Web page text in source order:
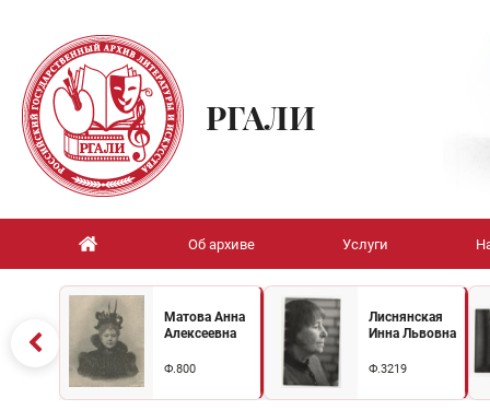
РГАЛИ
Об архиве Услуги
Матова Анна
Алексеевна
Ф.800
Лиснянская
Инна Львовна
Ф.3219